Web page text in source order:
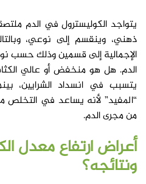
يتواجد الكوليسترول في الدم
ذهني، وينقسم إلى نوعي،
الإجمالية إلى قسمين وذلك حسب
الدم. هل هو منخفض أو عالي
يتسبب في انسداد الشرايين،
“المفيد” لأنه يساعد في التخلص
من مجرى الدم.
أعراض ارتفاع معدل
ونتائجه؟